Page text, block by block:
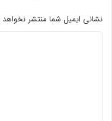
نشانی ایمیل شما منتشر